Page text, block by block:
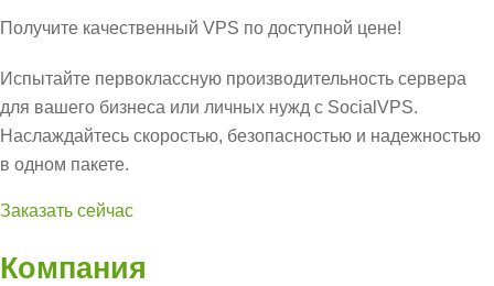
Получите качественный VPS по доступной цене!
Испытайте первоклассную производительность сервера
для вашего бизнеса или личных нужд с SocialVPS.
Наслаждайтесь скоростью, безопасностью и надежностью
в одном пакете.
Заказать сейчас
Компания